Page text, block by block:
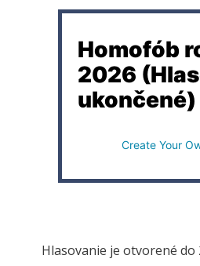
Homofób
2026
ukončené)
Create Your
Hlasovanie je otvorené do